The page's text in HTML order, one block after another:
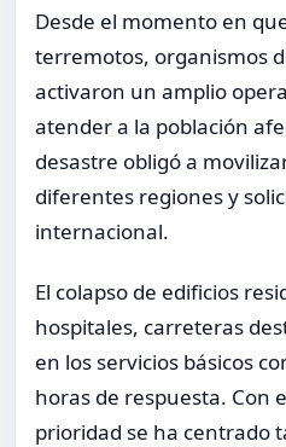
Desde el momento en
terremotos, organismos
activaron un amplio
atender a la población
desastre obligó a
diferentes regiones y
internacional.
El colapso de edificios
hospitales, carreteras
en los servicios básicos
horas de respuesta. Con
prioridad se ha centrado